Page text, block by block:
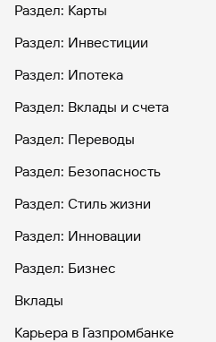
Раздел: Карты
Раздел: Инвестиции
Раздел: Ипотека
Раздел: Вклады и счета
Раздел: Переводы
Раздел: Безопасность
Раздел: Стиль жизни
Раздел: Инновации
Раздел: Бизнес
Вклады
Карьера в Газпромбанке